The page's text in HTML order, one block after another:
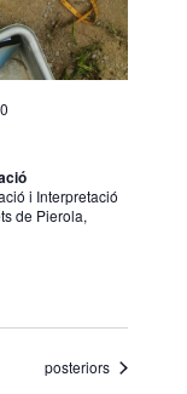
i Interpretació
de Pierola,
Esdeveniments
posteriors